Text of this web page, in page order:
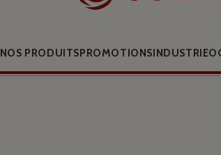
NOS PRODUITSPROMOTIONSINDUSTRIE